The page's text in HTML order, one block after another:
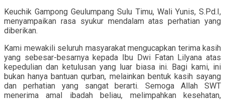
Keuchik Gampong Geulumpang Sulu Timu, Wali Yunis, S.Pd.I,
menyampaikan rasa syukur mendalam atas perhatian yang
diberikan.
Kami mewakili seluruh masyarakat mengucapkan terima kasih
yang sebesar-besarnya kepada Ibu Dwi Fatan Lilyana atas
kepedulian dan ketulusan yang luar biasa ini. Bagi kami, ini
bukan hanya bantuan qurban, melainkan bentuk kasih sayang
dan perhatian yang sangat berarti. Semoga Allah SWT
menerima amal ibadah beliau, melimpahkan kesehatan,